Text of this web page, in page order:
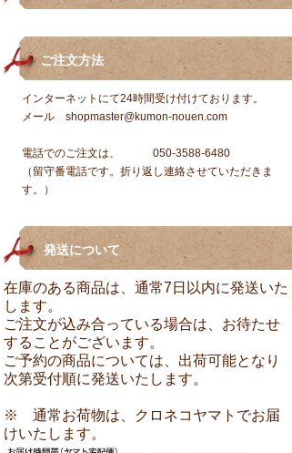
ご注文方法
インターネットにて24時間受け付けております。
メール shopmaster@kumon-nouen.com
電話でのご注文は、 050-3588-6480
（留守番電話です。折り返し連絡させていただきま
す。）
発送について
在庫のある商品は、通常7日以内に発送いた
します。
ご注文が込み合っている場合は、お待たせ
することがございます。
ご予約の商品については、出荷可能となり
次第受付順に発送いたします。
※ 通常お荷物は、クロネコヤマトでお届
けいたします。